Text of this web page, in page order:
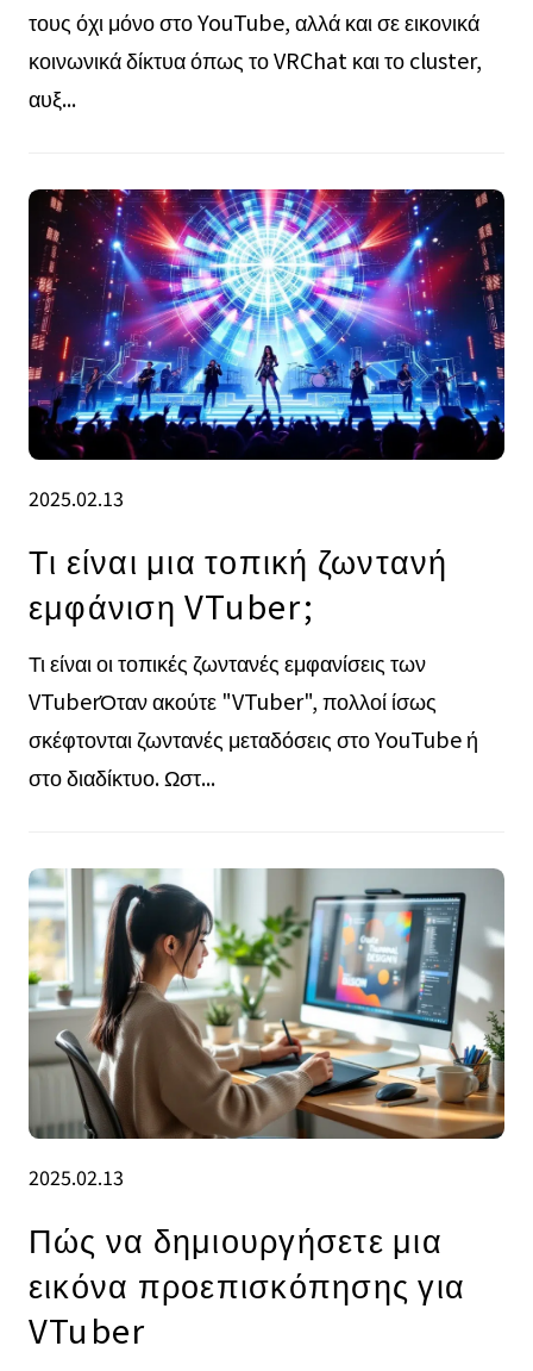
τους όχι μόνο στο YouTube, αλλά και σε εικονικά
κοινωνικά δίκτυα όπως το VRChat και το cluster,
αυξ...
2025.02.13
Τι είναι μια τοπική ζωντανή
εμφάνιση VTuber;
Τι είναι οι τοπικές ζωντανές εμφανίσεις των
VTuberΌταν ακούτε "VTuber", πολλοί ίσως
σκέφτονται ζωντανές μεταδόσεις στο YouTube ή
στο διαδίκτυο. Ωστ...
2025.02.13
Πώς να δημιουργήσετε μια
εικόνα προεπισκόπησης για
VTuber